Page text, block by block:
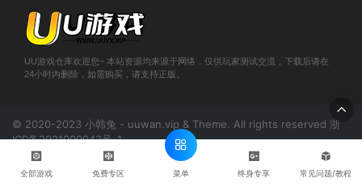
UU游戏仓库欢迎您~ 本站资源均来源于网络，仅供玩家测试交流，下载后请在
24小时内删除，如需购买，请支持正版。
© 2020-2023 小韩兔 - uuwan.vip & Theme. All rights reserved 浙
ICP备2021000943号-1
全部游戏 免费专区 菜单 终身专享 常见问题/教程